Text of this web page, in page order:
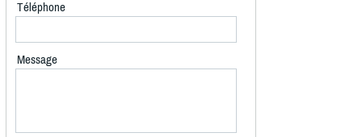
Téléphone
Message